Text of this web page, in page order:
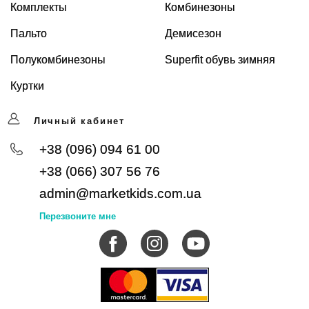
Комплекты
Пальто
Полукомбинезоны
Куртки
Комбинезоны
Демисезон
Superfit обувь зимняя
Личный кабинет
+38 (096) 094 61 00
+38 (066) 307 56 76
admin@marketkids.com.ua
Перезвоните мне